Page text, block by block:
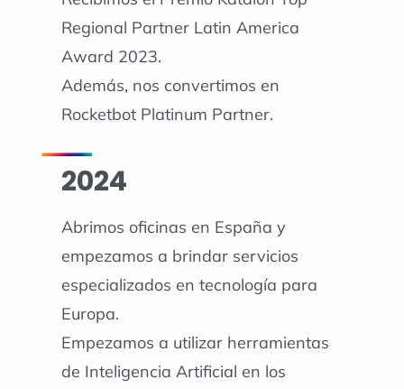
Regional Partner Latin America
Award 2023.
Además, nos convertimos en
Rocketbot Platinum Partner.
2024
Abrimos oficinas en España y
empezamos a brindar servicios
especializados en tecnología para
Europa.
Empezamos a utilizar herramientas
de Inteligencia Artificial en los